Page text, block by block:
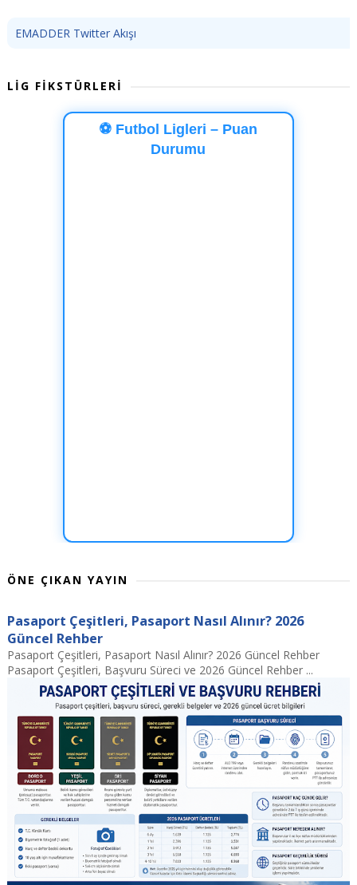
EMADDER Twitter Akışı
LİG FİKSTÜRLERİ
⚽ Futbol Ligleri – Puan
Durumu
ÖNE ÇIKAN YAYIN
Pasaport Çeşitleri, Pasaport Nasıl Alınır? 2026
Güncel Rehber
Pasaport Çeşitleri, Pasaport Nasıl Alınır? 2026 Güncel Rehber
Pasaport Çeşitleri, Başvuru Süreci ve 2026 Güncel Rehber ...